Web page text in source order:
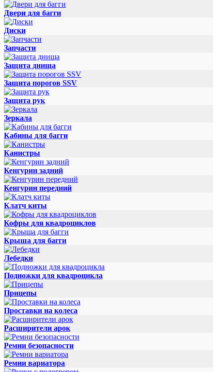
Двери для багги
Диски
Запчасти
Защита днища
Защита порогов SSV
Защита рук
Зеркала
Кабины для багги
Канистры
Кенгурин задний
Кенгурин передний
Клатч киты
Кофры для квадроциклов
Крыша для багги
Лебедки
Подножки для квадроцикла
Прицепы
Проставки на колеса
Расширители арок
Ремни безопасности
Ремни вариатора